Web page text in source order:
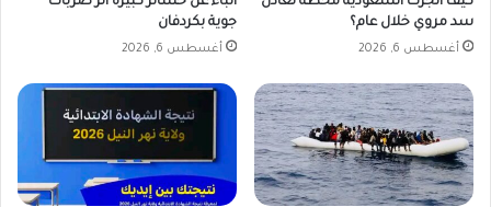
ل
ي
ة
ا
س
ت
ث
ن
ة
أ
ب
د
ا
ي
ة
سد مروي خلال عام؟
أغسطس 6, 2026
جوية بكردفان
أغسطس 6, 2026